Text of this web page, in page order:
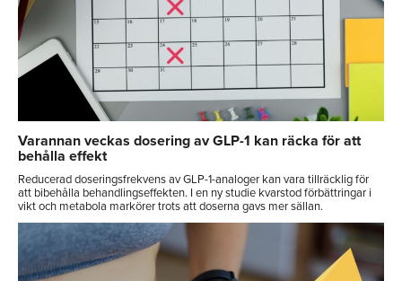
Varannan veckas dosering av GLP-1 kan räcka för att
behålla effekt
Reducerad doseringsfrekvens av GLP-1-analoger kan vara tillräcklig för
att bibehålla behandlingseffekten. I en ny studie kvarstod förbättringar i
vikt och metabola markörer trots att doserna gavs mer sällan.